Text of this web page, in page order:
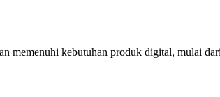
memenuhi kebutuhan produk digital, mulai